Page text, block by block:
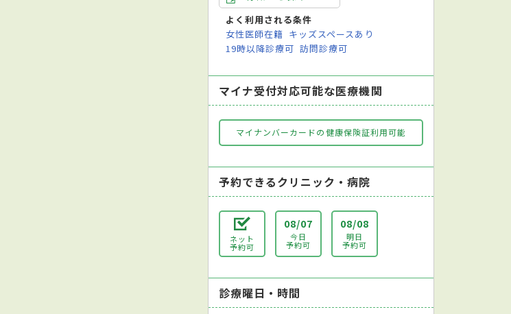
よく利用される条件
女性医師在籍 キッズスペースあり
19時以降診療可 訪問診療可
マイナ受付対応可能な医療機関
マイナンバーカードの健康保険証利用可能
予約できるクリニック・病院
ネット
予約可
08/07
今日
予約可
08/08
明日
予約可
診療曜日・時間